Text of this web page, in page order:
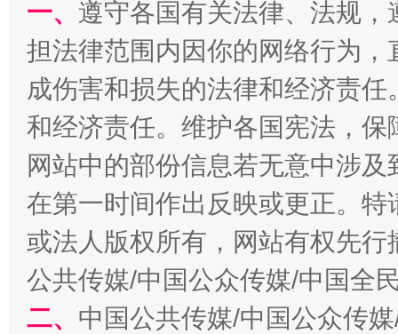
受贿1.44亿！段成刚被判无期 从幼
一、 遵守各国有关法律、法规
担法律范围内因你的网络行为
成伤害和损失的法律和经济责
和经济责任。维护各国宪法，
网站中的部份信息若无意中涉
在第一时间作出反映或更正。
或法人版权所有，网站有权先
公共传媒/中国公众传媒/中国全
二、 中国公共传媒/中国公众传